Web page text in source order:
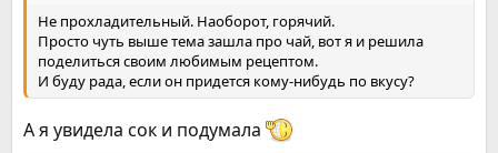
Не прохладительный. Наоборот, горячий.
Просто чуть выше тема зашла про чай, вот я и решила
поделиться своим любимым рецептом.
И буду рада, если он придется кому-нибудь по вкусу?
А я увидела сок и подумала